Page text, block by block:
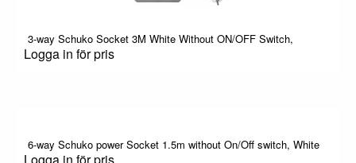
3-way Schuko Socket 3M White Without ON/OFF Switch,
Logga in för pris
6-way Schuko power Socket 1.5m without On/Off switch, White